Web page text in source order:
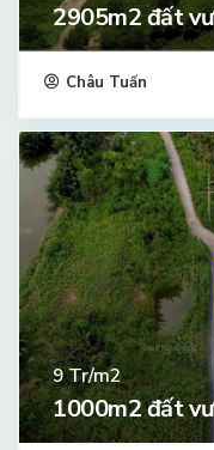
2905m2 đất
Châu Tuấn
9Tr/m2
1000m2 đất